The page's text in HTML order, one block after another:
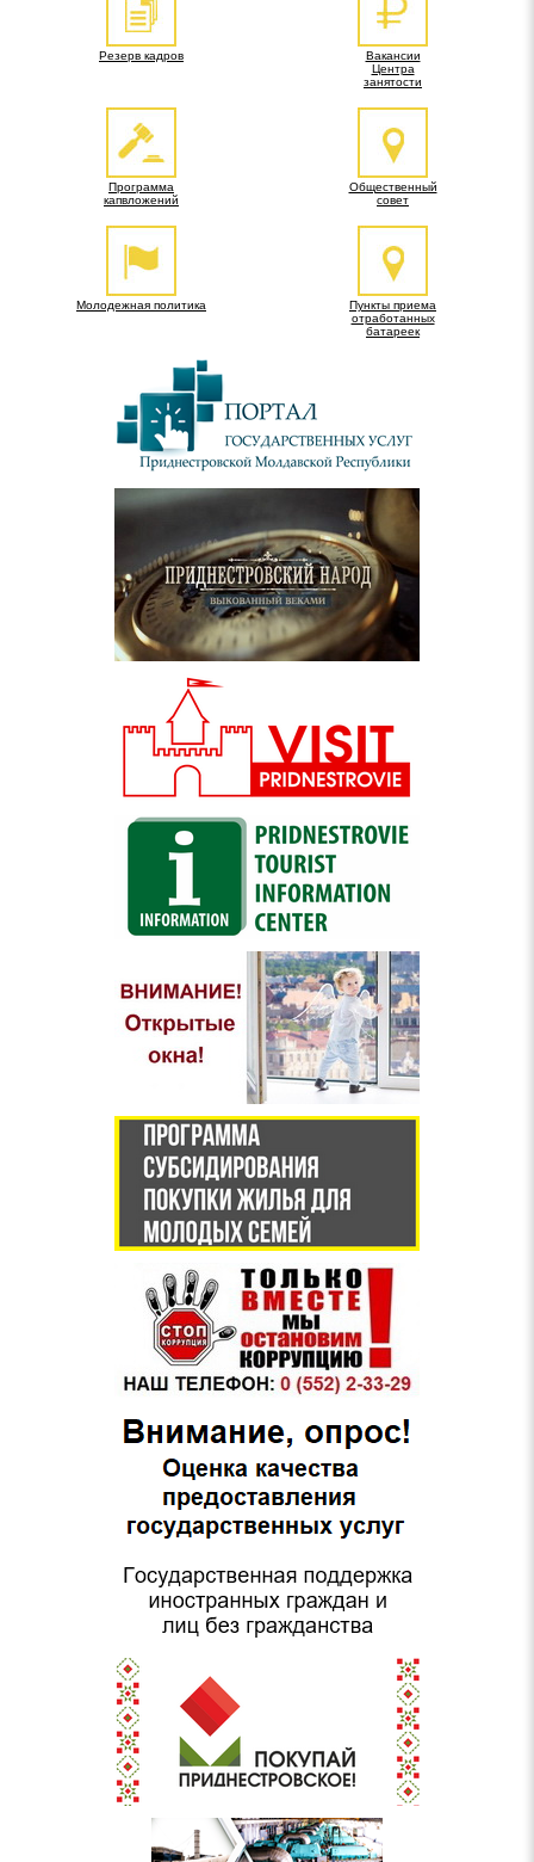
Резерв кадров
Вакансии
Центра
занятости
Программа
капвложений
Общественный
совет
Молодежная политика
Пункты приема
отработанных
батареек